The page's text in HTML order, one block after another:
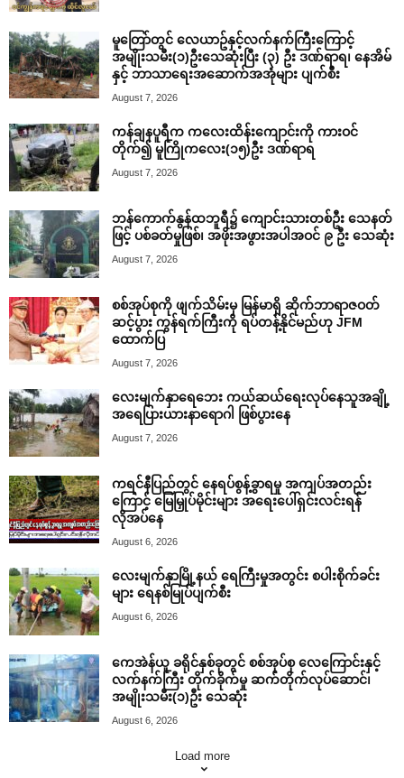
မူတြော်တွင် လေယာဥ်နှင့်လက်နက်ကြီးကြောင့်
အမျိုးသမီး(၁)ဦးသေဆုံးပြီး (၃) ဦး ဒဏ်ရာရ၊ နေအိမ်
နှင့် ဘာသာရေးအဆောက်အအုံများ ပျက်စီး
August 7, 2026
ကန်ချနပူရီက ကလေးထိန်းကျောင်းကို ကားဝင်
တိုက်၍ မူကြိုကလေး(၁၅)ဦး ဒဏ်ရာရ
August 7, 2026
ဘန်ကောက်နွန်ထဘူရီ၌ ကျောင်းသားတစ်ဦး သေနတ်
ဖြင့် ပစ်ခတ်မှုဖြစ်၊ အဖိုးအဖွားအပါအဝင် ၉ ဦး သေဆုံး
August 7, 2026
စစ်အုပ်စုကို ဖျက်သိမ်းမှ မြန်မာရှိ ဆိုက်ဘာရာဇဝတ်
ဆင့်ပွား ကွန်ရက်ကြီးကို ရပ်တန့်နိုင်မည်ဟု JFM
ထောက်ပြ
August 7, 2026
လေးမျက်နှာရေဘေး ကယ်ဆယ်ရေးလုပ်နေသူအချို့
အရေပြားယားနာရောဂါ ဖြစ်ပွားနေ
August 7, 2026
ကရင်နီပြည်တွင် နေရပ်စွန့်ခွာရမှု အကျပ်အတည်း
ကြောင့် မြေမြှုပ်မိုင်းများ အရေးပေါ်ရှင်းလင်းရန်
လိုအပ်နေ
August 6, 2026
လေးမျက်နှာမြို့နယ် ရေကြီးမှုအတွင်း စပါးစိုက်ခင်း
များ ရေနစ်မြုပ်ပျက်စီး
August 6, 2026
ကေအဲန်ယူ ခရိုင်နှစ်ခုတွင် စစ်အုပ်စု လေကြောင်းနှင့်
လက်နက်ကြီး တိုက်ခိုက်မှု ဆက်တိုက်လုပ်ဆောင်၊
အမျိုးသမီး(၁)ဦး သေဆုံး
August 6, 2026
Load more